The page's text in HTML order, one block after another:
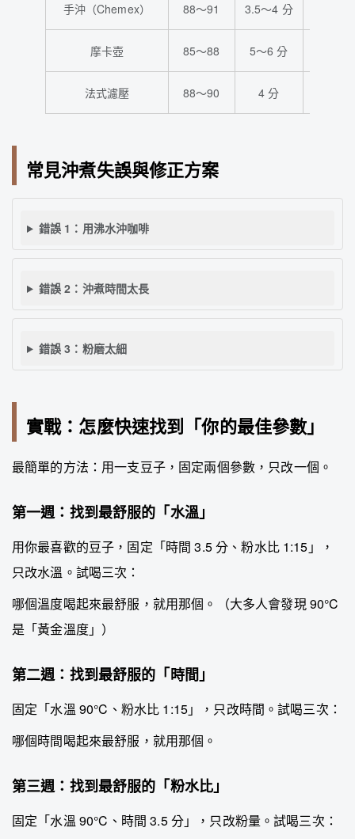
手沖（Chemex） 88～91 3.5～4 分
摩卡壺 85～88 5～6 分
法式濾壓 88～90 4 分
常見沖煮失誤與修正方案
錯誤 1：用沸水沖咖啡
錯誤 2：沖煮時間太長
錯誤 3：粉磨太細
實戰：怎麼快速找到「你的最佳參數」
最簡單的方法：用一支豆子，固定兩個參數，只改一個。
第一週：找到最舒服的「水溫」
用你最喜歡的豆子，固定「時間 3.5 分、粉水比 1:15」，
只改水溫。試喝三次：
哪個溫度喝起來最舒服，就用那個。（大多人會發現 90°C
是「黃金溫度」）
第二週：找到最舒服的「時間」
固定「水溫 90°C、粉水比 1:15」，只改時間。試喝三次：
哪個時間喝起來最舒服，就用那個。
第三週：找到最舒服的「粉水比」
固定「水溫 90°C、時間 3.5 分」，只改粉量。試喝三次：